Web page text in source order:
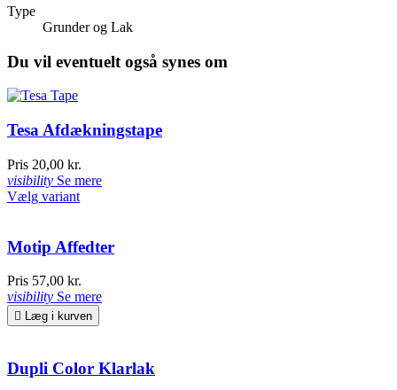
Type
Grunder og Lak
Du vil eventuelt også synes om
Tesa Afdækningstape
Pris 20,00 kr.
visibility Se mere
Vælg variant
Motip Affedter
Pris 57,00 kr.
visibility Se mere
 Læg i kurven
Dupli Color Klarlak